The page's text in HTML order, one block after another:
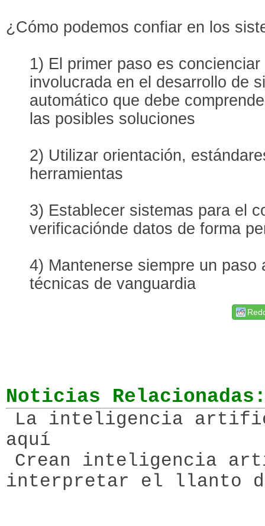
¿Cómo podemos confiar en los
1) El primer paso es
involucrada en el desarrollo de
automático que debe
las posibles soluciones
2) Utilizar orientación,
herramientas
3) Establecer sistemas para el
verificaciónde datos de forma
4) Mantenerse siempre un paso
técnicas de vanguardia
Noticias
La inteligencia
aquí
Crean inteligencia
interpretar el llanto